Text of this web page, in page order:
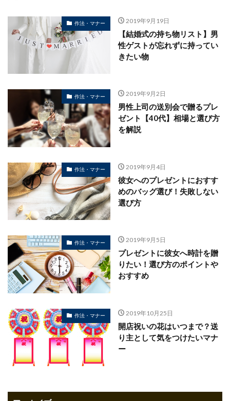
作法・マナー 2019年9月19日
【結婚式の持ち物リスト】男
性ゲストが忘れずに持ってい
きたい物
作法・マナー 2019年9月2日
男性上司の送別会で贈るプレ
ゼント【40代】相場と選び方
を解説
作法・マナー 2019年9月4日
彼女へのプレゼントにおすす
めのバッグ選び！失敗しない
選び方
作法・マナー 2019年9月5日
プレゼントに彼女へ時計を贈
りたい！選び方のポイントや
おすすめ
作法・マナー 2019年10月25日
開店祝いの花はいつまで？送
り主として気をつけたいマナ
ー